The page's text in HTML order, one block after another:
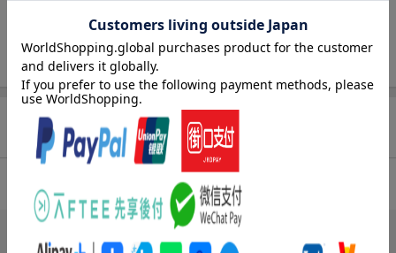
●北海道・東北
金比羅神社 （北海道）／ 蕪嶋神社 （青森）／ 毛越寺 （岩手）／
仙台大観音 （宮城）／ 御座石神社 （秋田）／ 出羽三山神社 （山
形）／ 土津神社 （福島） ほか
●関東・甲信越
東蕗田天満社 （茨城）／ 古峯神社 （栃木）／ 浅間山観音堂 （群
馬）／ 八王寺 （埼玉）／ 日本寺 （千葉）／ 寶広寺 （東京）／
森戸神社 （神奈川）／ 金峯神社 （新潟）／ 無戸室浅間神社 （山
梨）／ 御嶽神社 （長野） ほか
優先リスト３０／北海道・東北／関東・甲信越／北陸・東海／近
畿／中国／四国／九州・沖縄／知っておきたい御朱印＆寺社の基
礎知識
商品レビュー（7件）
ブックスのレビュー（6件）